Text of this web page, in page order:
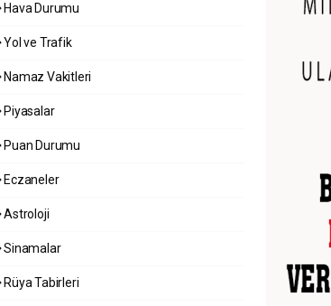
Hava Durumu
Yol ve Trafik
Namaz Vakitleri
Piyasalar
Puan Durumu
Eczaneler
Astroloji
Sinamalar
Rüya Tabirleri